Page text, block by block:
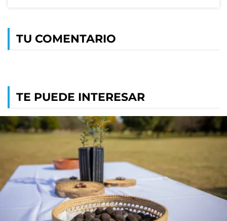
TU COMENTARIO
TE PUEDE INTERESAR